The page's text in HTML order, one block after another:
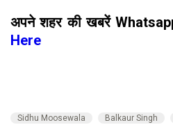
अपने शहर की खबरें
Here
Sidhu Moosewala Balkaur Singh